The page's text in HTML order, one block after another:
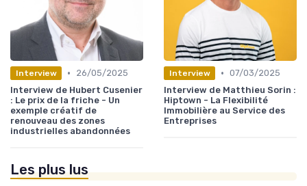
Interview •
26/05/2025
Interview de Hubert Cusenier
: Le prix de la friche - Un
exemple créatif de
renouveau des zones
industrielles abandonnées
Interview • 07/03/2025
Interview de Matthieu Sorin :
Hiptown - La Flexibilité
Immobilière au Service des
Entreprises
Les plus lus